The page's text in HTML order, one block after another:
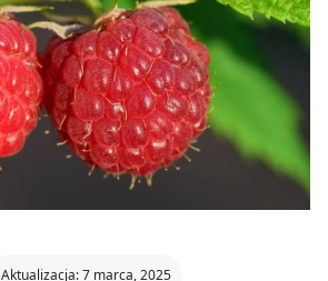
Aktualizacja: 7 marca, 2025